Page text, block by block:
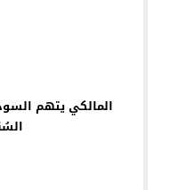
المالكي يتهم